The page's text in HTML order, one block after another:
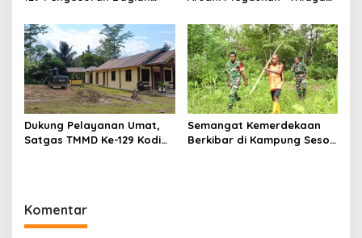
Rampung, Akses
Masyarakat Kampung
Sesor Segera Lebih Aman
dan Lancar
(WPR) Belitung Timur 392
Hektare Sesuai
RTRW”,Audensi Sempat
Tegang
Dukung Pelayanan Umat,
Satgas TMMD Ke-129 Kodim
Semangat Kemerdekaan
Berkibar di Kampung Sesor,
Komentar